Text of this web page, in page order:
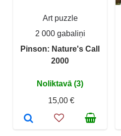
Art puzzle
2 000 gabaliņi
Pinson: Nature's Call
2000
Noliktavā (3)
15,00 €